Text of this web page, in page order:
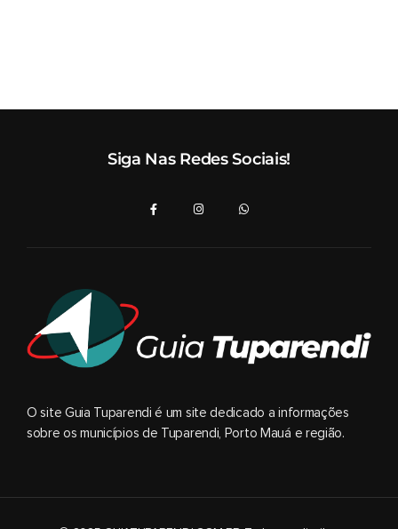
Siga Nas Redes Sociais!
O site Guia Tuparendi é um site dedicado a informações
sobre os municípios de Tuparendi, Porto Mauá e região.